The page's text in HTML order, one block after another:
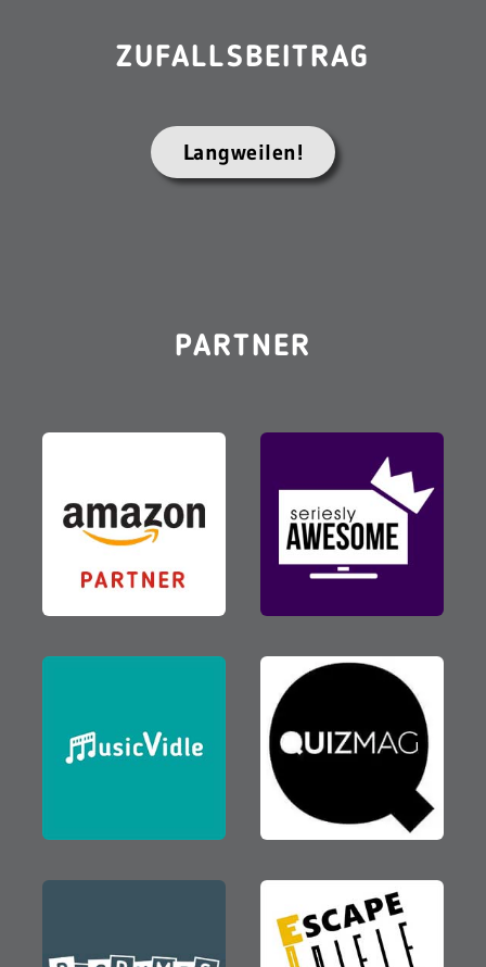
ZUFALLSBEITRAG
Langweilen!
PARTNER